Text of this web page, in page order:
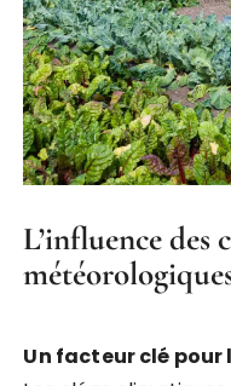
L’influence des
Un facteur clé